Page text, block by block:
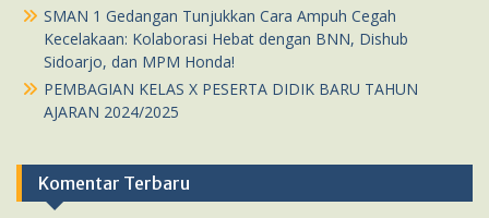
SMAN 1 Gedangan Tunjukkan Cara Ampuh Cegah
Kecelakaan: Kolaborasi Hebat dengan BNN, Dishub
Sidoarjo, dan MPM Honda!
PEMBAGIAN KELAS X PESERTA DIDIK BARU TAHUN
AJARAN 2024/2025
Komentar Terbaru